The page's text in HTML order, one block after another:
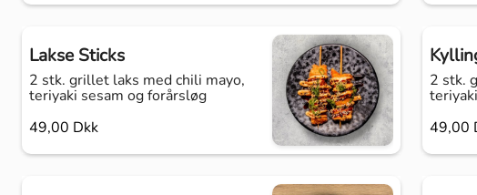
Lakse Sticks
2 stk. grillet laks med chili mayo,
teriyaki sesam og forårsløg
49,00 Dkk
2 stk.
49,00